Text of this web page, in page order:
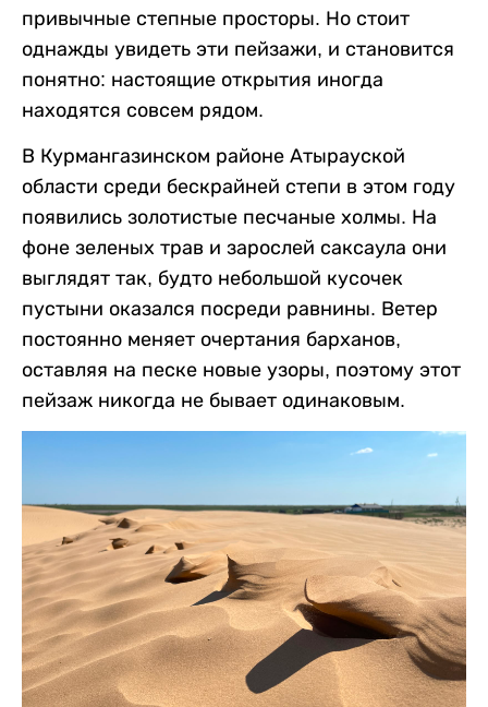
привычные степные просторы. Но стоит
однажды увидеть эти пейзажи, и становится
понятно: настоящие открытия иногда
находятся совсем рядом.
В Курмангазинском районе Атырауской
области среди бескрайней степи в этом году
появились золотистые песчаные холмы. На
фоне зеленых трав и зарослей саксаула они
выглядят так, будто небольшой кусочек
пустыни оказался посреди равнины. Ветер
постоянно меняет очертания барханов,
оставляя на песке новые узоры, поэтому этот
пейзаж никогда не бывает одинаковым.